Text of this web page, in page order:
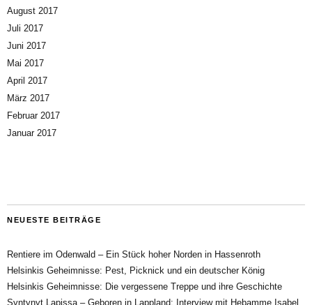
August 2017
Juli 2017
Juni 2017
Mai 2017
April 2017
März 2017
Februar 2017
Januar 2017
NEUESTE BEITRÄGE
Rentiere im Odenwald – Ein Stück hoher Norden in Hassenroth
Helsinkis Geheimnisse: Pest, Picknick und ein deutscher König
Helsinkis Geheimnisse: Die vergessene Treppe und ihre Geschichte
Syntynyt Lapissa – Geboren in Lappland: Interview mit Hebamme Isabel